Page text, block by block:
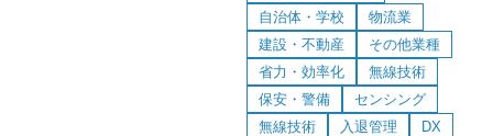
自治体・学校
物流業
建設・不動産
その他業種
省力・効率化
無線技術
保安・警備
センシング
無線技術
入退管理 DX